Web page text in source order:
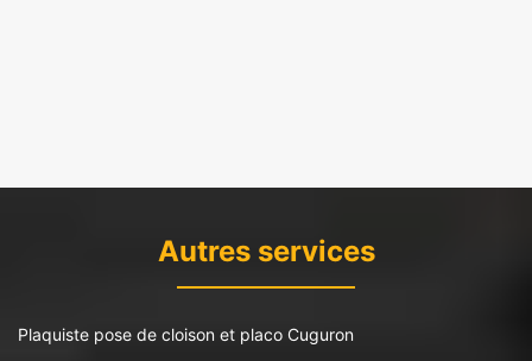
Autres services
Plaquiste pose de cloison et placo Cuguron